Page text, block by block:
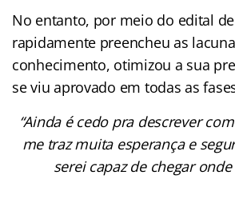
No entanto, por meio do edital
rapidamente preencheu as
conhecimento, otimizou a sua
se viu aprovado em todas as
“Ainda é cedo pra descrever
me traz muita esperança e
serei capaz de chegar